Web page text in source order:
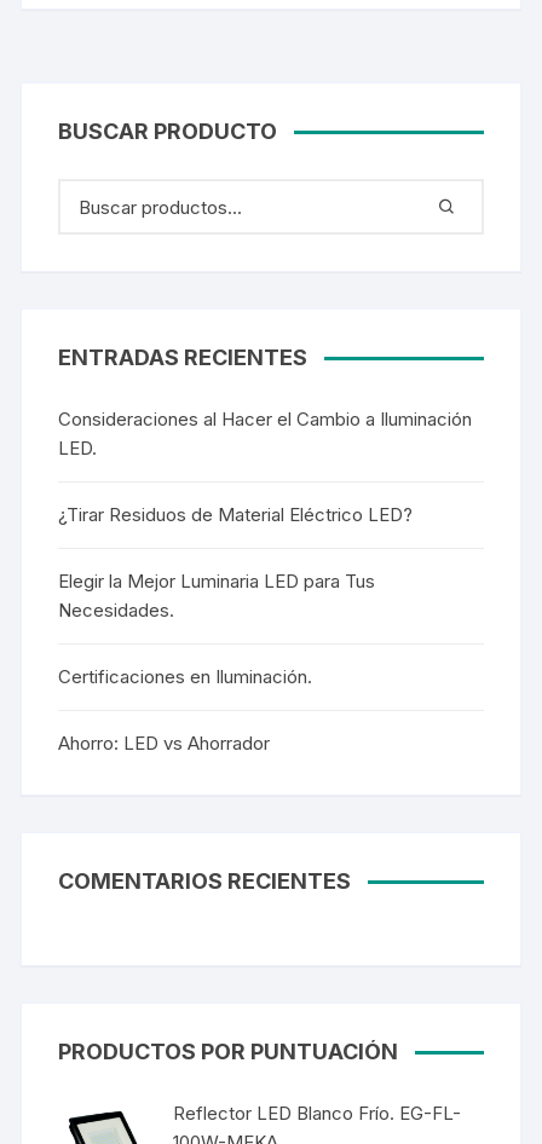
BUSCAR PRODUCTO
ENTRADAS RECIENTES
Consideraciones al Hacer el Cambio a Iluminación
LED.
¿Tirar Residuos de Material Eléctrico LED?
Elegir la Mejor Luminaria LED para Tus
Necesidades.
Certificaciones en Iluminación.
Ahorro: LED vs Ahorrador
COMENTARIOS RECIENTES
PRODUCTOS POR PUNTUACIÓN
Reflector LED Blanco Frío. EG-FL-